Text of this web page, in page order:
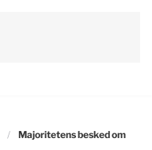
Majoritetens besked om